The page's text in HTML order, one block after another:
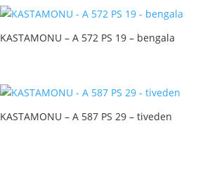
KASTAMONU – A 572 PS 19 – bengala
KASTAMONU – A 587 PS 29 – tiveden